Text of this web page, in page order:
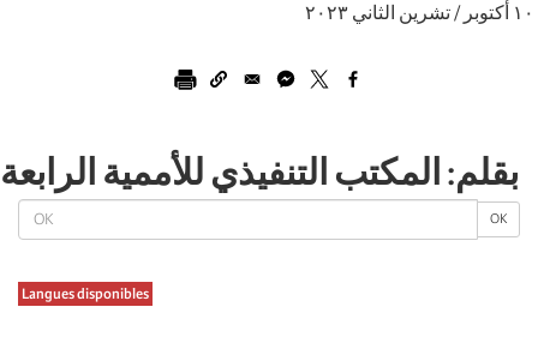
OK OK
Langues disponibles
١٠ أكتوبر / تشرين الثاني ٢٠٢٣
بقلم: المكتب التنفيذي للأممية الرابعة